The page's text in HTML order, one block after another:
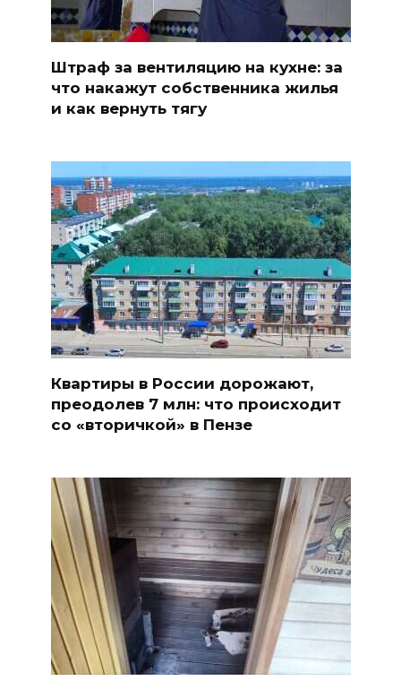
Штраф за вентиляцию на кухне: за
что накажут собственника жилья
и как вернуть тягу
Квартиры в России дорожают,
преодолев 7 млн: что происходит
со «вторичкой» в Пензе